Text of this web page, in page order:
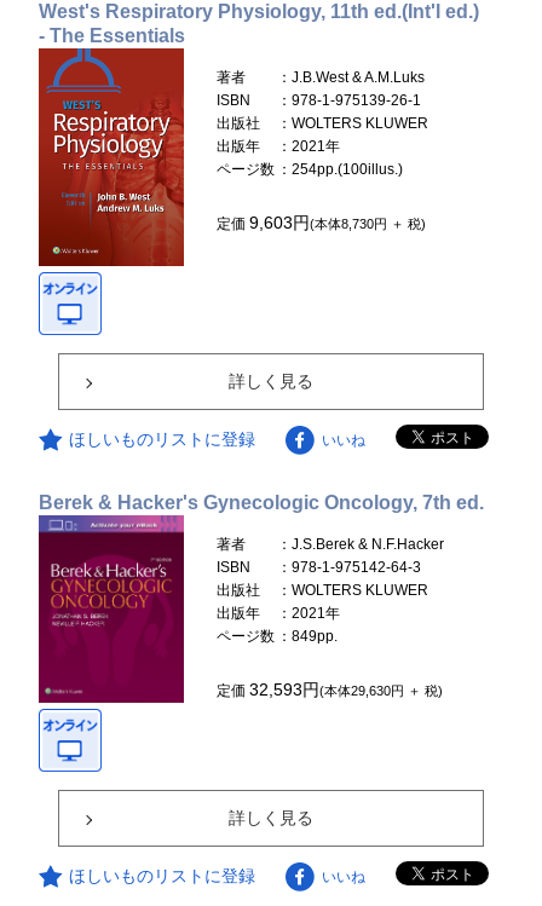
West's Respiratory Physiology, 11th ed.(Int'l ed.)
- The Essentials
著者
：J.B.West & A.M.Luks
ISBN
：978-1-975139-26-1
出版社
：WOLTERS KLUWER
出版年
：2021年
ページ数 ：254pp.(100illus.)
定価9,603円(本体8,730円 ＋ 税)
詳しく見る
ほしいものリストに登録 いいね
Berek & Hacker's Gynecologic Oncology, 7th ed.
著者
：J.S.Berek & N.F.Hacker
ISBN
：978-1-975142-64-3
出版社
：WOLTERS KLUWER
出版年
：2021年
ページ数 ：849pp.
定価32,593円(本体29,630円 ＋ 税)
詳しく見る
ほしいものリストに登録 いいね